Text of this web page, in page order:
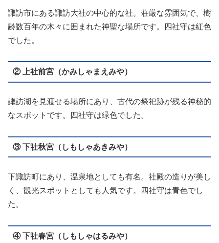
諏訪市にある諏訪大社の中心的な社。荘厳な雰囲気で、樹
齢数百年の木々に囲まれた神聖な場所です。四社守は紅色
でした。
② 上社前宮（かみしゃまえみや）
諏訪湖を見渡せる場所にあり、古代の祭祀跡が残る神秘的
なスポットです。四社守は緑色でした。
③ 下社秋宮（しもしゃあきみや）
下諏訪町にあり、温泉地としても有名。社殿の造りが美し
く、観光スポットとしても人気です。四社守は青色でし
た。
④ 下社春宮（しもしゃはるみや）